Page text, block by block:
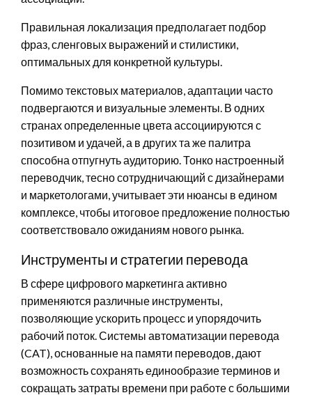
Правильная локализация предполагает подбор
фраз, сленговых выражений и стилистики,
оптимальных для конкретной культуры.
Помимо текстовых материалов, адаптации часто
подвергаются и визуальные элементы. В одних
странах определенные цвета ассоциируются с
позитивом и удачей, а в других та же палитра
способна отпугнуть аудиторию. Тонко настроенный
переводчик, тесно сотрудничающий с дизайнерами
и маркетологами, учитывает эти нюансы в едином
комплексе, чтобы итоговое предложение полностью
соответствовало ожиданиям нового рынка.
Инструменты и стратегии перевода
В сфере цифрового маркетинга активно
применяются различные инструменты,
позволяющие ускорить процесс и упорядочить
рабочий поток. Системы автоматизации перевода
(CAT), основанные на памяти переводов, дают
возможность сохранять единообразие терминов и
сокращать затраты времени при работе с большими